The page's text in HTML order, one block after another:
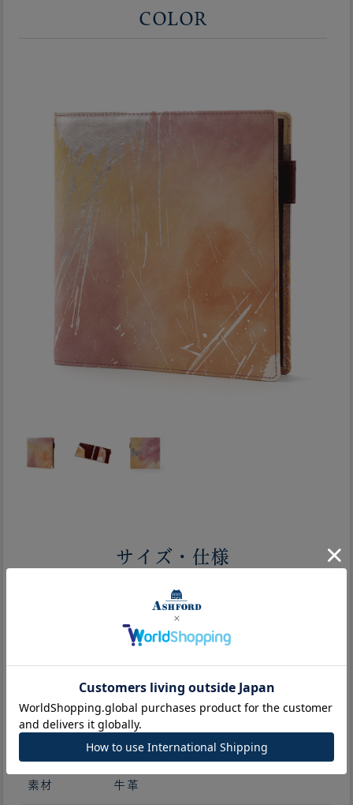
COLOR
サイズ・仕様
H 190mm x W 183mm
中開き W 372mm
RING SIZE 15mm（約110枚収納）
237g
素材 牛革